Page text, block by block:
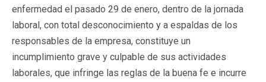
enfermedad el pasado 29 de enero, dentro de la jornada
laboral, con total desconocimiento y a espaldas de los
responsables de la empresa, constituye un
incumplimiento grave y culpable de sus actividades
laborales, que infringe las reglas de la buena fe e incurre